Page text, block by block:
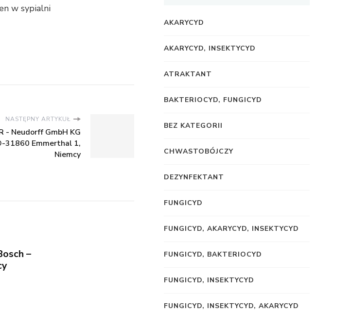
w sypialni
NASTĘPNY ARTYKUŁ
- Neudorff GmbH KG
31860 Emmerthal 1,
Niemcy
–
AKARYCYD
AKARYCYD, INSEKTYCYD
ATRAKTANT
BAKTERIOCYD, FUNGICYD
BEZ KATEGORII
CHWASTOBÓJCZY
DEZYNFEKTANT
FUNGICYD
FUNGICYD, AKARYCYD, INSEKTYCYD
FUNGICYD, BAKTERIOCYD
FUNGICYD, INSEKTYCYD
FUNGICYD, INSEKTYCYD, AKARYCYD